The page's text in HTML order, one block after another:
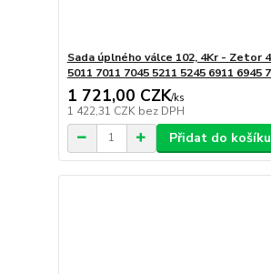
Sada úplného válce 102, 4Kr - Zetor
5011 7011 7045 5211 5245 6911 6945
1 721,00 CZK/ks
1 422,31 CZK bez DPH
Přidat do košíku